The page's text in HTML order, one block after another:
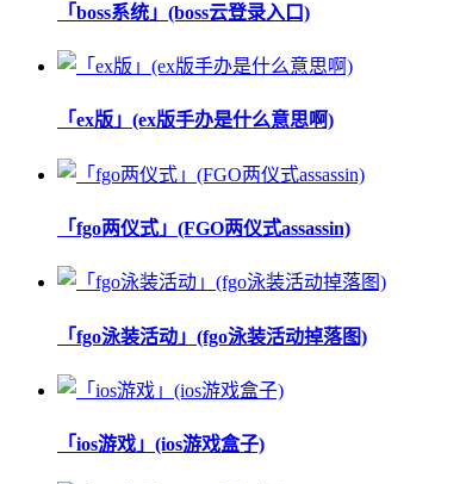
「boss系统」(boss云登录入口)
「ex版」(ex版手办是什么意思啊)
「fgo两仪式」(FGO两仪式assassin)
「fgo泳装活动」(fgo泳装活动掉落图)
「ios游戏」(ios游戏盒子)